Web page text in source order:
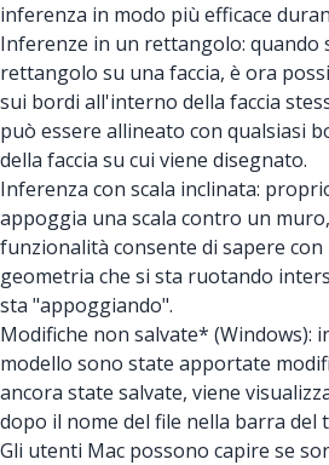
inferenza in modo più efficace
Inferenze in un rettangolo: quando
rettangolo su una faccia, è ora
sui bordi all'interno della faccia
può essere allineato con qualsiasi
della faccia su cui viene disegnato.
Inferenza con scala inclinata:
appoggia una scala contro un
funzionalità consente di sapere con
geometria che si sta ruotando
sta "appoggiando".
Modifiche non salvate* (Windows):
modello sono state apportate
ancora state salvate, viene
dopo il nome del file nella barra del
Gli utenti Mac possono capire se